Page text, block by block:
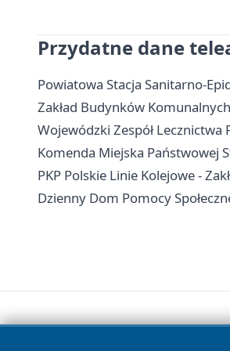
Przydatne dane
Powiatowa Stacja Sanitarno-
Zakład Budynków
Wojewódzki Zespół
Komenda Miejska Państwowej
PKP Polskie Linie Kolejowe -
Dzienny Dom Pomocy